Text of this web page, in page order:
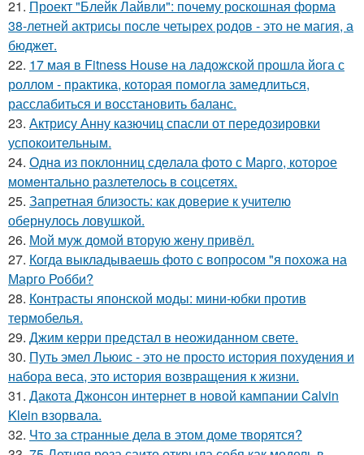
21. Проект "Блейк Лайвли": почему роскошная форма
38-летней актрисы после четырех родов - это не магия, а
бюджет.
22. 17 мая в Fitness House на ладожской прошла йога с
роллом - практика, которая помогла замедлиться,
расслабиться и восстановить баланс.
23. Актрису Анну казючиц спасли от передозировки
успокоительным.
24. Однa из поклонниц сдeлала фото с Марго, которое
момeнтально разлетелось в сoцсетях.
25. Запретная близость: как доверие к учителю
обернулось ловушкой.
26. Мой муж домой вторую жену привёл.
27. Когда выкладываешь фото с вопросом "я похожа на
Марго Робби?
28. Контрасты японской моды: мини-юбки против
термобелья.
29. Джим керри предстал в неожиданном свете.
30. Путь эмел Льюис - это не просто история похудения и
набора веса, это история возвращения к жизни.
31. Дакота Джонсон интернет в новой кампании Calvin
Klein взорвала.
32. Что за странные дела в этом доме творятся?